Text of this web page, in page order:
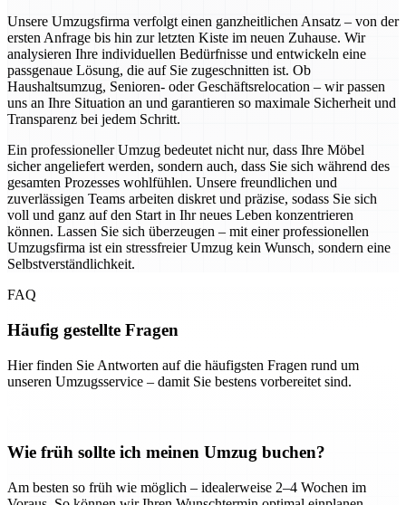
Unsere Umzugsfirma verfolgt einen ganzheitlichen Ansatz – von der
ersten Anfrage bis hin zur letzten Kiste im neuen Zuhause. Wir
analysieren Ihre individuellen Bedürfnisse und entwickeln eine
passgenaue Lösung, die auf Sie zugeschnitten ist. Ob
Haushaltsumzug, Senioren- oder Geschäftsrelocation – wir passen
uns an Ihre Situation an und garantieren so maximale Sicherheit und
Transparenz bei jedem Schritt.
Ein professioneller Umzug bedeutet nicht nur, dass Ihre Möbel
sicher angeliefert werden, sondern auch, dass Sie sich während des
gesamten Prozesses wohlfühlen. Unsere freundlichen und
zuverlässigen Teams arbeiten diskret und präzise, sodass Sie sich
voll und ganz auf den Start in Ihr neues Leben konzentrieren
können. Lassen Sie sich überzeugen – mit einer professionellen
Umzugsfirma ist ein stressfreier Umzug kein Wunsch, sondern eine
Selbstverständlichkeit.
FAQ
Häufig gestellte Fragen
Hier finden Sie Antworten auf die häufigsten Fragen rund um
unseren Umzugsservice – damit Sie bestens vorbereitet sind.
Wie früh sollte ich meinen Umzug buchen?
Am besten so früh wie möglich – idealerweise 2–4 Wochen im